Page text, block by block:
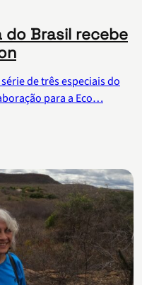
do Brasil recebe
de três especiais do
para a Eco…